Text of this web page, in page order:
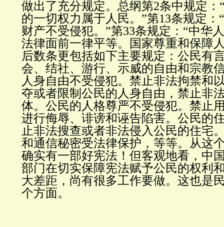
做出了充分规定。总纲第2条中规定：
的一切权力属于人民。”第13条规定：
财产不受侵犯。”第33条规定：“中华
法律面前一律平等。国家尊重和保障
后数条更包括如下主要规定：公民有
会、结社、游行、示威的自由和宗教
人身自由不受侵犯。禁止非法拘禁和
夺或者限制公民的人身自由，禁止非
体。公民的人格尊严不受侵犯。禁止
进行侮辱、诽谤和诬告陷害。公民的
止非法搜查或者非法侵入公民的住宅
和通信秘密受法律保护，等等。从这
确实有一部好宪法！但客观地看，中
部门在切实保障宪法赋予公民的权利
大差距，尚有很多工作要做。这也是
个方面。